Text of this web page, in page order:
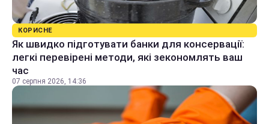
КОРИСНЕ
Як швидко підготувати банки для консервації:
легкі перевірені методи, які зекономлять ваш
час
07 серпня 2026, 14:36